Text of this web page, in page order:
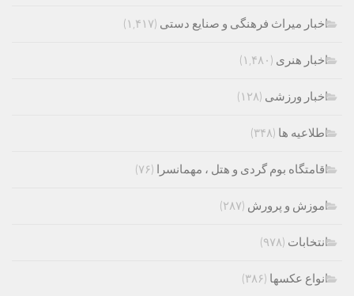
اخبار میراث فرهنگی و صنایع دستی (۱,۴۱۷)
اخبار هنری (۱,۴۸۰)
اخبار ورزشی (۱۲۸)
اطلاعیه ها (۳۴۸)
اقامتگاه بوم گردی و هتل ، مهمانسرا (۷۶)
اموزش و پرورش (۲۸۷)
انتخابات (۹۷۸)
انواع عکسها (۳۸۶)